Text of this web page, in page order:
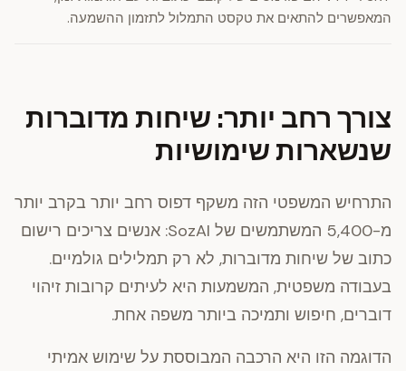
המאפשרים להתאים את טקסט התמלול לתזמון ההשמעה.
צורך רחב יותר: שיחות מדוברות
שנשארות שימושיות
התרחיש המשפטי הזה משקף דפוס רחב יותר בקרב יותר
מ-5,400 המשתמשים של SozAI: אנשים צריכים רישום
כתוב של שיחות מדוברות, לא רק תמלילים גולמיים.
בעבודה משפטית, המשמעות היא לעיתים קרובות זיהוי
דוברים, חיפוש ותמיכה ביותר משפה אחת.
הדוגמה הזו היא הרכבה המבוססת על שימוש אמיתי